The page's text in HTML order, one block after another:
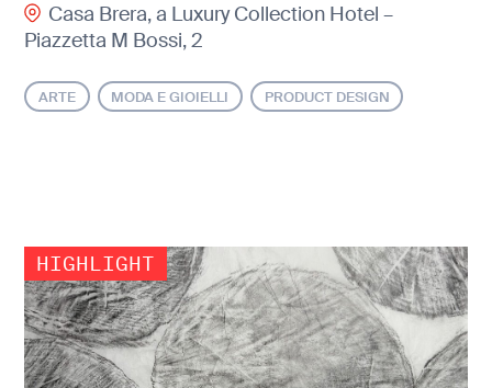
Casa Brera, a Luxury Collection Hotel –
Piazzetta M Bossi, 2
ARTE MODA E GIOIELLI PRODUCT DESIGN